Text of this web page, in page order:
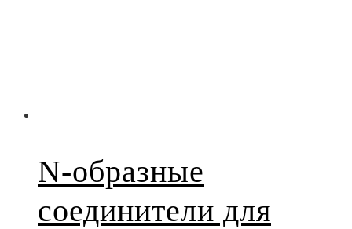
N-образные
соединители для